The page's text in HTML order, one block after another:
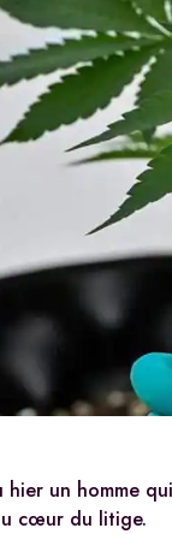
hier un homme
cœur du litige.